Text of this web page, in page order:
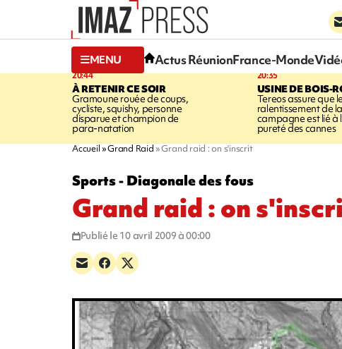
MENU Actus RéunionFrance-Monde
20:44
À RETENIR CE SOIR
Gramoune rouée de coups,
cycliste, squishy, personne
disparue et champion de
para-natation
20:35
USINE DE BOIS-
Tereos assure que
ralentissement de la
campagne est lié à
pureté des cannes
Accueil Grand Raid Grand raid : on s'inscrit
Sports - Diagonale des fous
Grand raid : on
Publié le 10 avril 2009 à 00:00